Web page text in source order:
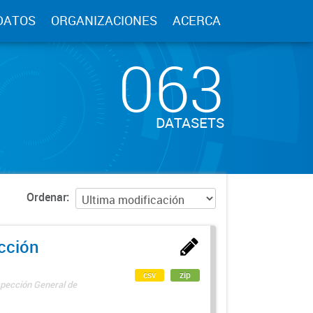
ORGANIZACIONES ACERCA
063
DATASETS
Ordenar
General de
csv zip